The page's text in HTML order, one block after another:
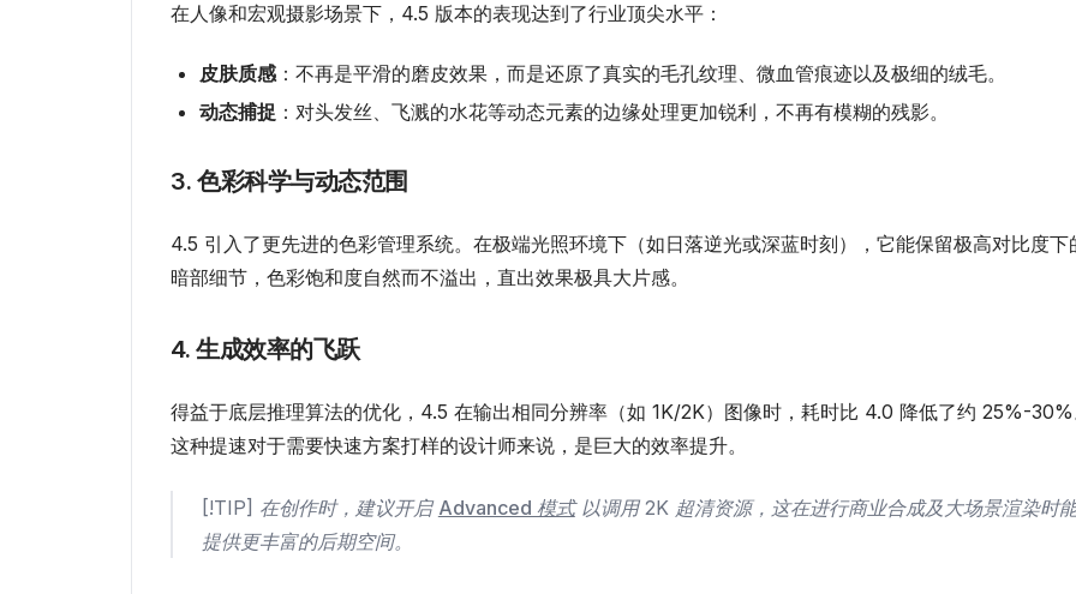
在人像和宏观摄影场景下，4.5 版本的表现达到了行业顶尖水平：
皮肤质感：不再是平滑的磨皮效果，而是还原了真实的毛孔纹理、微血管痕迹以及极细的绒毛。
动态捕捉 ：对头发丝、飞溅的水花等动态元素的边缘处理更加锐利，不再有模糊的残影。
3. 色彩科学与动态范围
4.5 引入了更先进的色彩管理系统。在极端光照环境下（如日落逆光或深蓝时刻），它能保留极高对比度下
暗部细节，色彩饱和度自然而不溢出，直出效果极具大片感。
4. 生成效率的飞跃
得益于底层推理算法的优化，4.5 在输出相同分辨率（如 1K/2K）图像时，耗时比 4.0 降低了约 25%-
这种提速对于需要快速方案打样的设计师来说，是巨大的效率提升。
[!TIP] 在创作时，建议开启 Advanced 模式以调用 2K 超清资源，这在进行商业合成及大场景渲染时
提供更丰富的后期空间。